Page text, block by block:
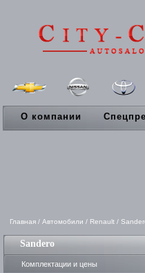
О компании
Главная / Автомобили / Renault /
Sandero
Комплектации и цены